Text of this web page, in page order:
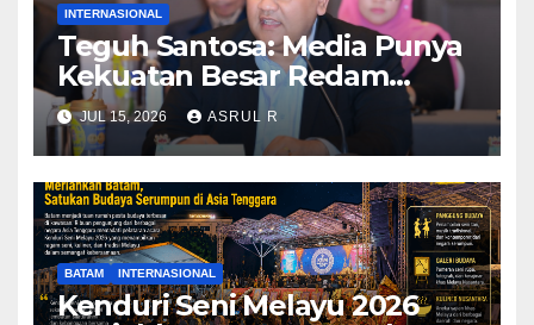
INTERNASIONAL
Teguh Santosa: Media Punya
Kekuatan Besar Redam
Konflik dan Kedepankan
Narasi Perdamaian
JUL 15, 2026 ASRUL R
BATAM INTERNASIONAL
Kenduri Seni Melayu 2026